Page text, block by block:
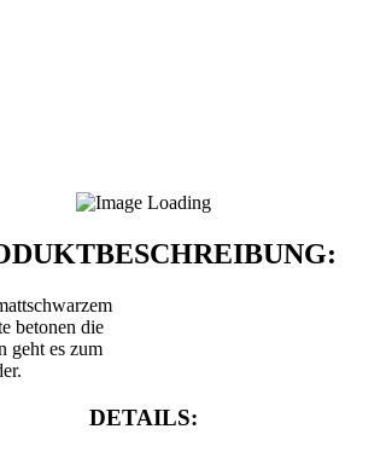
betonen die
geht es zum
DETAILS: